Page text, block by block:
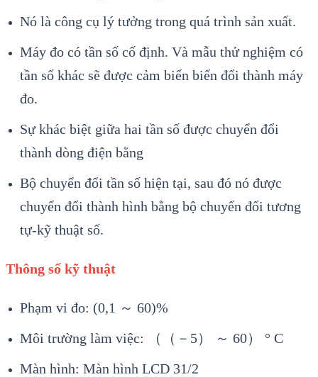
Nó là công cụ lý tưởng trong quá trình sản xuất.
Máy đo có tần số cố định. Và mẫu thử nghiệm có
tần số khác sẽ được cảm biến biến đổi thành máy
đo.
Sự khác biệt giữa hai tần số được chuyển đổi
thành dòng điện bằng
Bộ chuyển đổi tần số hiện tại, sau đó nó được
chuyển đổi thành hình bằng bộ chuyển đổi tương
tự-kỹ thuật số.
Thông số kỹ thuật
Phạm vi đo: (0,1 ～ 60)%
Môi trường làm việc: （（－5） ～ 60） ° C
Màn hình: Màn hình LCD 31/2